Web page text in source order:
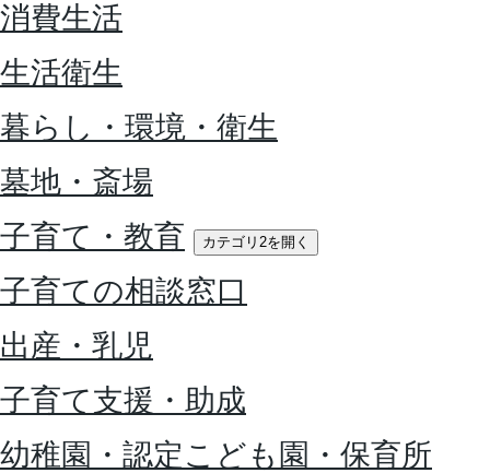
消費生活
生活衛生
暮らし・環境・衛生
墓地・斎場
子育て・教育
カテゴリ2を開く
子育ての相談窓口
出産・乳児
子育て支援・助成
幼稚園・認定こども園・保育所